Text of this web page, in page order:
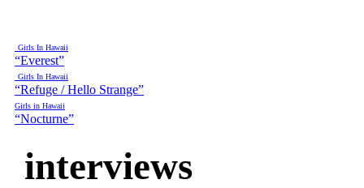
Girls In Hawaii
“Everest”
Girls In Hawaii
“Refuge / Hello Strange”
Girls in Hawaii
“Nocturne”
interviews